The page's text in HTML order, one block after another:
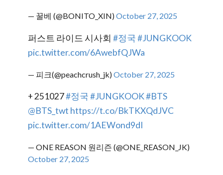
— 꿀베 (@BONITO_XIN)October 27, 2025
퍼스트 라이드 시사회 #정국#JUNGKOOK
pic.twitter.com/6AwebfQJWa
— 피크(@peachcrush_jk)October 27, 2025
+ 251027#정국#JUNGKOOK#BTS
@BTS_twt https://t.co/BkTKXQdJVC
pic.twitter.com/1AEWond9dI
— ONE REASON 원리즌 (@ONE_REASON_JK)
October 27, 2025